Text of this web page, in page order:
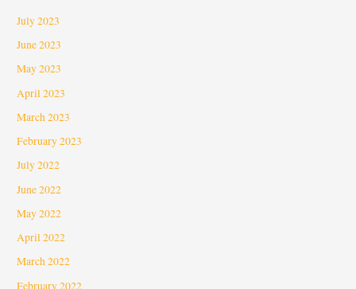
July 2023
June 2023
May 2023
April 2023
March 2023
February 2023
July 2022
June 2022
May 2022
April 2022
March 2022
February 2022